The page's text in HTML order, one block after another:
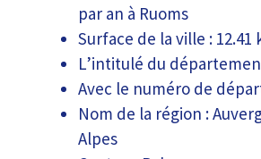
par an à Ruoms
Surface de la ville : 12.41
L’intitulé du
Avec le numéro de
Nom de la région :
Alpes